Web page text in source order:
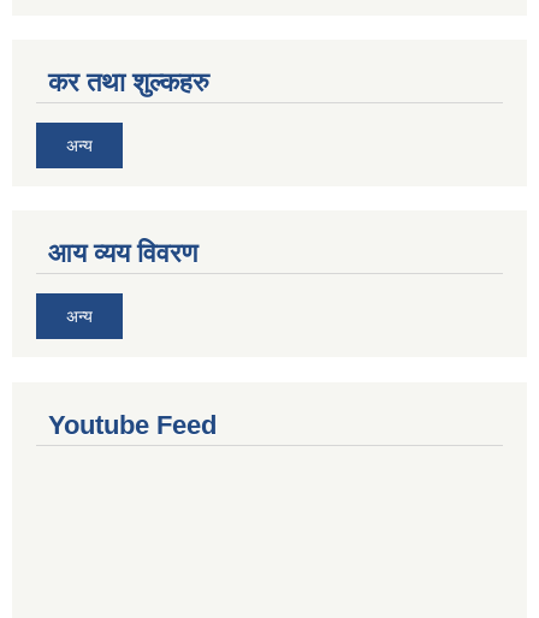
कर तथा शुल्कहरु
अन्य
आय व्यय विवरण
अन्य
Youtube Feed